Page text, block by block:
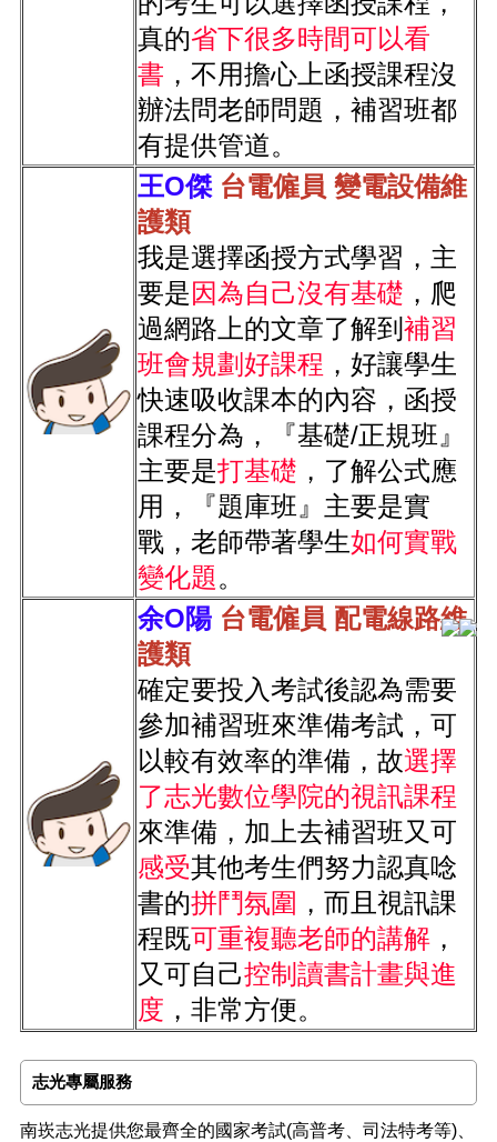
真的省下很多時間可以看
書 ，不用擔心上函授課程沒
辦法問老師問題，補習班都
有提供管道。
王O傑 台電僱員 變電設備維
護類
我是選擇函授方式學習，主
要是因為自己沒有基礎 ，爬
過網路上的文章了解到 補習
班會規劃好課程 ，好讓學生
快速吸收課本的內容，函授
課程分為，『基礎/正規班』
主要是打基礎 ，了解公式應
用，『題庫班』主要是實
戰，老師帶著學生如何實戰
變化題。
余O陽 台電僱員 配電線路維
護類
確定要投入考試後認為需要
參加補習班來準備考試，可
以較有效率的準備，故選擇
了志光數位學院的視訊課程
來準備，加上去補習班又可
感受其他考生們努力認真唸
書的拼鬥氛圍 ，而且視訊課
程既可重複聽老師的講解，
又可自己控制讀書計畫與進
度 ，非常方便。
志光專屬服務
南崁志光提供您最齊全的國家考試(高普考、司法特考等)、